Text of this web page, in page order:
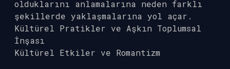
olduklarını anlamalarına neden farklı
şekillerde yaklaşmalarına yol açar.
Kültürel Pratikler ve Aşkın Toplumsal
İnşası
Kültürel Etkiler ve Romantizm